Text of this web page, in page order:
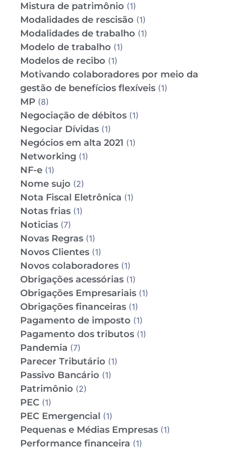
Mistura de patrimônio (1)
Modalidades de rescisão (1)
Modalidades de trabalho (1)
Modelo de trabalho (1)
Modelos de recibo (1)
Motivando colaboradores por meio da
gestão de benefícios flexíveis (1)
MP (8)
Negociação de débitos (1)
Negociar Dívidas (1)
Negócios em alta 2021 (1)
Networking (1)
NF-e (1)
Nome sujo (2)
Nota Fiscal Eletrônica (1)
Notas frias (1)
Noticias (7)
Novas Regras (1)
Novos Clientes (1)
Novos colaboradores (1)
Obrigações acessórias (1)
Obrigações Empresariais (1)
Obrigações financeiras (1)
Pagamento de imposto (1)
Pagamento dos tributos (1)
Pandemia (7)
Parecer Tributário (1)
Passivo Bancário (1)
Patrimônio (2)
PEC (1)
PEC Emergencial (1)
Pequenas e Médias Empresas (1)
Performance financeira (1)